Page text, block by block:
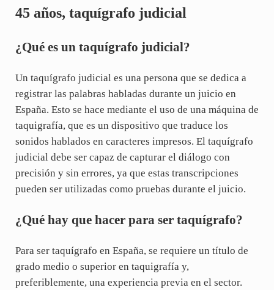
45 años, taquígrafo judicial
¿Qué es un taquígrafo judicial?
Un taquígrafo judicial es una persona que se dedica a
registrar las palabras habladas durante un juicio en
España. Esto se hace mediante el uso de una máquina de
taquigrafía, que es un dispositivo que traduce los
sonidos hablados en caracteres impresos. El taquígrafo
judicial debe ser capaz de capturar el diálogo con
precisión y sin errores, ya que estas transcripciones
pueden ser utilizadas como pruebas durante el juicio.
¿Qué hay que hacer para ser taquígrafo?
Para ser taquígrafo en España, se requiere un título de
grado medio o superior en taquigrafía y,
preferiblemente, una experiencia previa en el sector.